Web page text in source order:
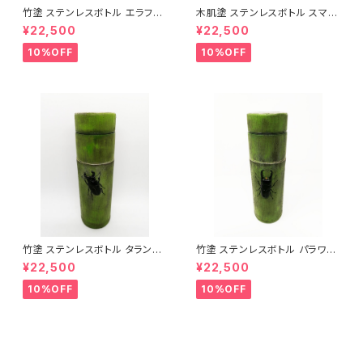
竹塗 ステンレスボトル エラフス
ホソアカクワガタ｜漆加飾ステ
ンレスボトル
¥22,500
10%OFF
木肌塗 ステンレスボトル スマト
ラオオヒラタクワガタ｜漆加飾ス
テンレスボトル
¥22,500
10%OFF
竹塗 ステンレスボトル タランド
ゥスオオツヤクワガタ｜漆加飾
ステンレスボトル
¥22,500
10%OFF
竹塗 ステンレスボトル パラワン
オオヒラタクワガタ｜漆加飾ステ
ンレスボトル
¥22,500
10%OFF